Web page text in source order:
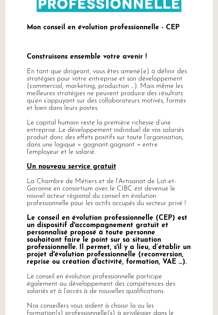
Mon conseil en évolution professionnelle - CEP
Construisons ensemble votre avenir !
En tant que dirigeant, vous êtes amené(e) à définir des
stratégies pour votre entreprise et son développement
(commercial, marketing, production …). Mais même les
meilleures stratégies ne peuvent produire des résultats
qu’en s’appuyant sur des collaborateurs motivés, formés
et bien dans leurs postes.
Le capital humain reste la première richesse d’une
entreprise. Le développement individuel de vos salariés
produit donc des effets positifs sur toute l’organisation,
dans une logique « gagnant-gagnant » entre
l’employeur et le salarié.
Un nouveau service gratuit
La Chambre de Métiers et de l’Artisanat de Lot-et-
Garonne en consortium avec le CIBC est devenue le
nouvel acteur régional du conseil en évolution
professionnelle pour les actifs occupés du secteur privé !
Le conseil en évolution professionnelle (CEP) est
un dispositif d'accompagnement gratuit et
personnalisé proposé à toute personne
souhaitant faire le point sur sa situation
professionnelle. Il permet, s'il y a lieu, d’établir un
projet d'évolution professionnelle (reconversion,
reprise ou création d'activité, formation, VAE …).
Le conseil en évolution professionnelle participe
également au développement des compétences des
salariés et à l’accès à de nouvelles qualifications.
Nos conseillers vous aident à choisir la ou les
formation(s) professionnelle(s) à privilégier dans le